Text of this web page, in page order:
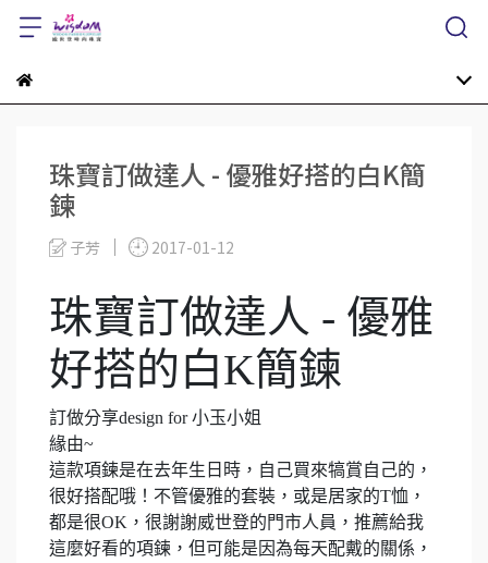
珠寶訂做達人 - 優雅好搭的白K簡
鍊
子芳 2017-01-12
珠寶訂做達人 - 優雅
好搭的白K簡鍊
訂做分享design for小玉小姐
緣由~
這款項鍊是在去年生日時，自己買來犒賞自己的，
很好搭配哦！不管優雅的套裝，或是居家的T恤，
都是很OK ， 很謝謝威世登的門市人員，推薦給我
這麼好看的項鍊，但可能是因為每天配戴的關係，